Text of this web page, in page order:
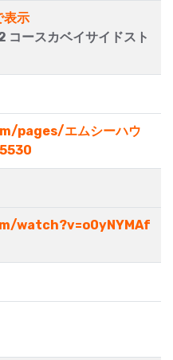
示
ースカベイサイドスト
エムシーハウ
watch?v=o0yNYMAf